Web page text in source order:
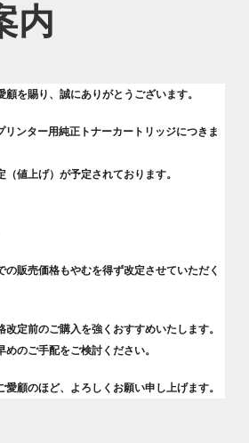
内
顧を賜り、誠にありがとうございます。
リンター用純正トナーカートリッジにつきま
（値上げ）が予定されております。
の販売価格もやむを得ず改定させていただく
改定前のご購入を強くおすすめいたします。
のご手配をご検討ください。
愛顧のほど、よろしくお願い申し上げます。